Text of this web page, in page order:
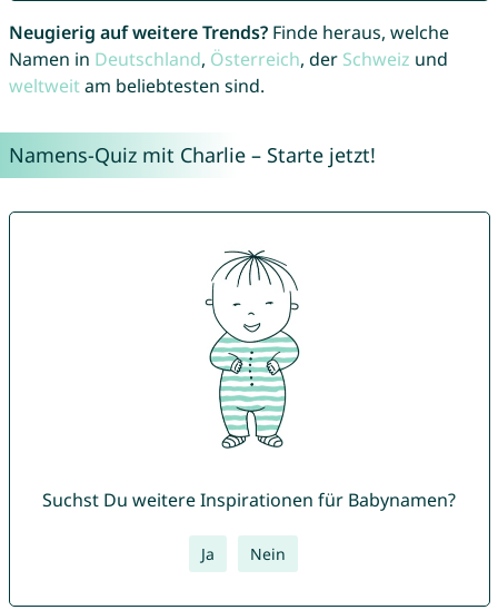
Neugierig auf weitere Trends?Finde heraus, welche
Namen in Deutschland, Österreich, der Schweiz und
weltweitam beliebtesten sind.
Namens-Quiz mit Charlie – Starte jetzt!
Suchst Du weitere Inspirationen für Babynamen?
Ja Nein